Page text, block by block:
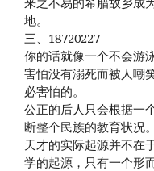
地。
三、18720227
你的话就像一个不会游
害怕没有溺死而被人嘲
必害怕的。
公正的后人只会根据一
断整个民族的教育状况。
天才的实际起源并不在
学的起源，只有一个形